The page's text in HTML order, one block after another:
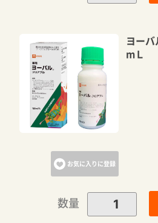
お気に入りに登録
ヨー
mＬ
数量